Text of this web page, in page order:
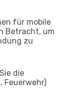
für mobile
Betracht, um
zu
die
Feuerwehr)